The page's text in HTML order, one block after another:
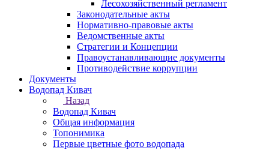
Лесохозяйственный регламент
Законодательные акты
Нормативно-правовые акты
Ведомственные акты
Стратегии и Концепции
Правоустанавливающие документы
Противодействие коррупции
Документы
Водопад Кивач
Назад
Водопад Кивач
Общая информация
Топонимика
Первые цветные фото водопада